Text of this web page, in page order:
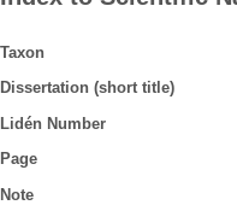
Taxon
Dissertation (short title)
Lidén Number
Page
Note